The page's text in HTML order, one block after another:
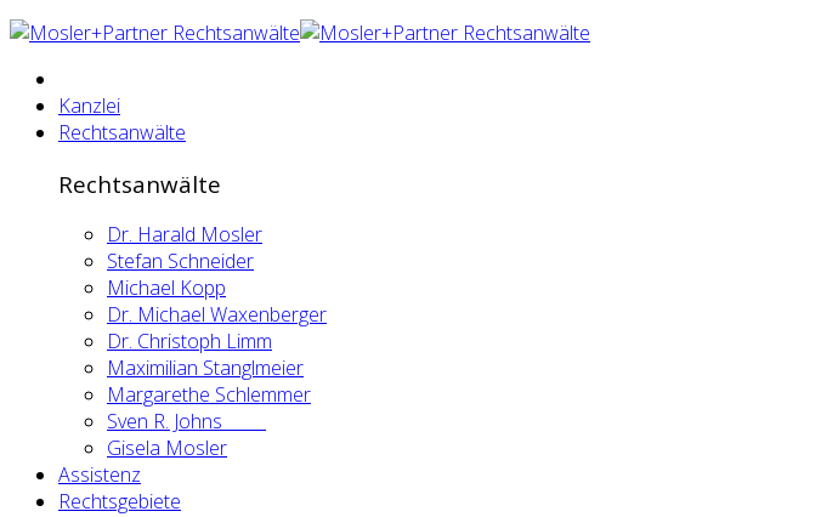
Kanzlei
Rechtsanwälte
Rechtsanwälte
Dr. Harald Mosler
Stefan Schneider
Michael Kopp
Dr. Michael Waxenberger
Dr. Christoph Limm
Maximilian Stanglmeier
Margarethe Schlemmer
Sven R. Johns
Gisela Mosler
Assistenz
Rechtsgebiete